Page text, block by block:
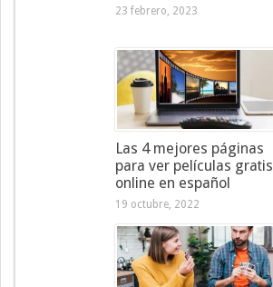
23 febrero, 2023
Las 4 mejores páginas
para ver películas gratis
online en español
19 octubre, 2022